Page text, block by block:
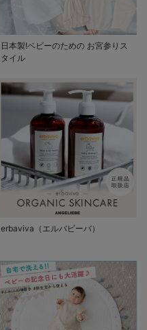
日本製!ベビーのための お宮参りス
タイル
erbaviva（エルバビーバ）